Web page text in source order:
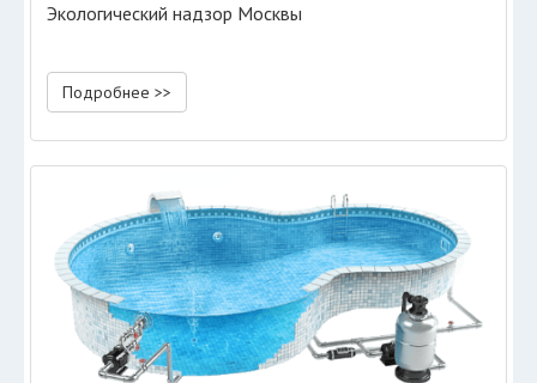
Экологический надзор Москвы
Подробнее >>